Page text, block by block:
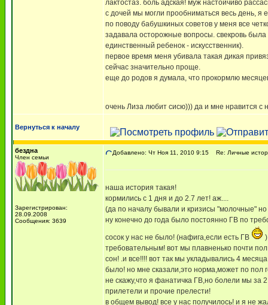
лактостаз. боль адская! муж настойчиво
с дочей мы могли прообниматься весь день, я
по поводу бабушкиных советов у меня все
задавала осторожные вопросы. свекровь
единственный ребенок - искусственник).
первое время меня убивала такая дикая
сейчас значительно проще.
еще до родов я думала, что прокормлю
очень Лиза любит сисю))) да и мне нравится с
Вернуться к началу
бездна
Член семьи
Зарегистрирован:
28.09.2008
Сообщения: 3639
Добавлено: Чт Ноя 11, 2010 9:15 Re: Личные
наша история такая!
кормились с 1 дня и до 2.7 лет! аж....
(да по началу бывали и кризисы "молочные"
ну конечно до года было постоянно ГВ по
сосок у нас не было! (нафига,если есть ГВ
требовательным! вот мы плавненько почти
сон! .и все!!!! вот так мы укладывались 4
было! но мне сказали,это норма,может по пол
не скажу,что я фанатичка ГВ,но болели мы за
прилетели и прочие прелести!
в общем вывод! все у нас получилось! и я не